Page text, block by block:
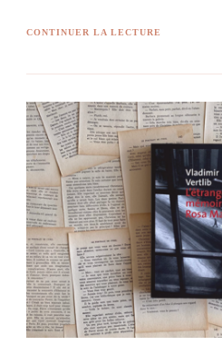
CONTINUER LA LECTURE